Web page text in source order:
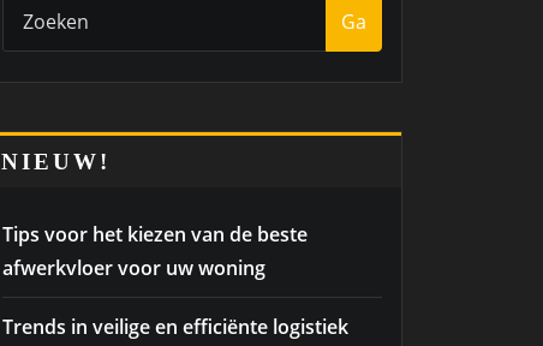
Ga
NIEUW!
Tips voor het kiezen van de beste
afwerkvloer voor uw woning
Trends in veilige en efficiënte logistiek